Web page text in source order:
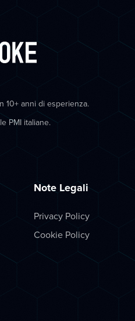
10+ anni di esperienza.
PMI italiane.
Note Legali
Privacy Policy
Cookie Policy